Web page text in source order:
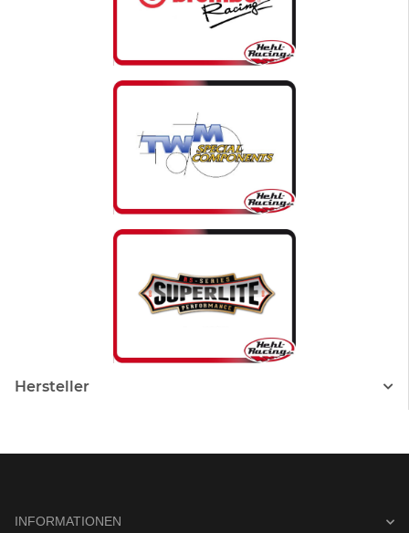
Hersteller
INFORMATIONEN